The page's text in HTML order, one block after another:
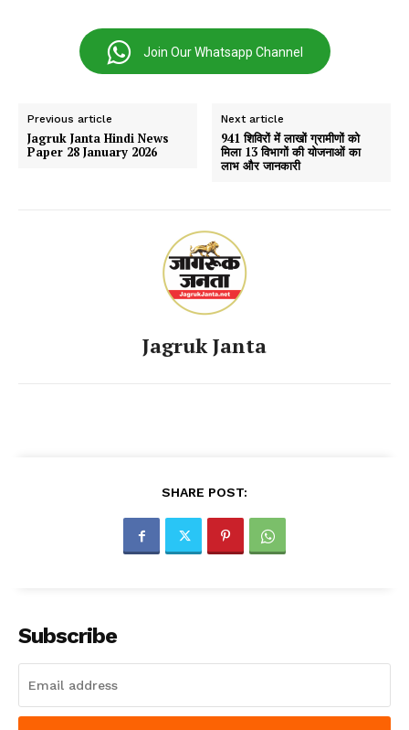
Join Our Whatsapp Channel
Previous article
Jagruk Janta Hindi News
Paper 28 January 2026
Next article
941 शिविरों में लाखों ग्रामीणों को
मिला 13 विभागों की योजनाओं का
लाभ और जानकारी
Jagruk Janta
SHARE POST:
Subscribe